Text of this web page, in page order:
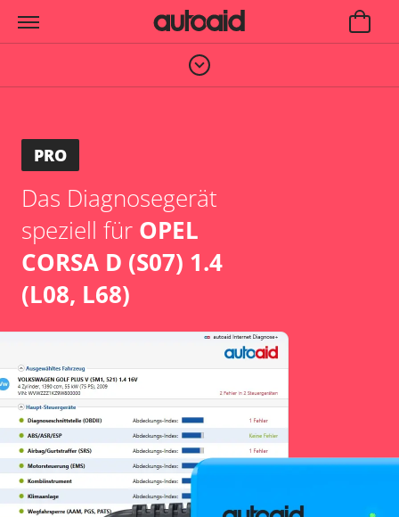
PRO
Das Diagnosegerät
speziell für OPEL
CORSA D (S07) 1.4
(L08, L68)